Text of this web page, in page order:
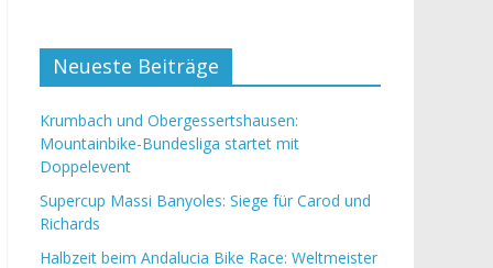
Neueste Beiträge
Krumbach und Obergessertshausen:
Mountainbike-Bundesliga startet mit
Doppelevent
Supercup Massi Banyoles: Siege für Carod und
Richards
Halbzeit beim Andalucia Bike Race: Weltmeister